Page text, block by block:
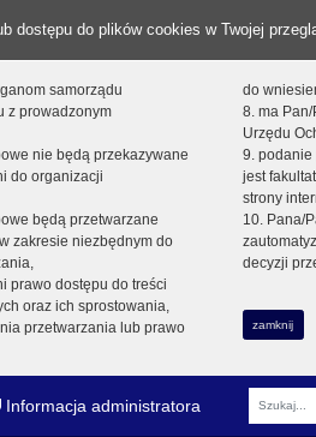
dostępu do plików cookies w Twojej
samorządu
z prowadzonym
nie będą przekazywane
do organizacji
będą przetwarzane
zakresie niezbędnym do
prawo dostępu do treści
oraz ich sprostowania,
przetwarzania lub prawo
do
8. ma
Urzędu
9. podanie
jest
strony
10. Pana/
decyzji
zamknij
Informacja administratora
Fraza